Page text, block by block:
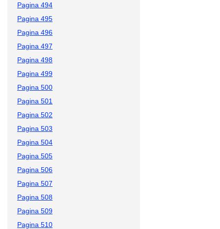
Pagina 494
Pagina 495
Pagina 496
Pagina 497
Pagina 498
Pagina 499
Pagina 500
Pagina 501
Pagina 502
Pagina 503
Pagina 504
Pagina 505
Pagina 506
Pagina 507
Pagina 508
Pagina 509
Pagina 510